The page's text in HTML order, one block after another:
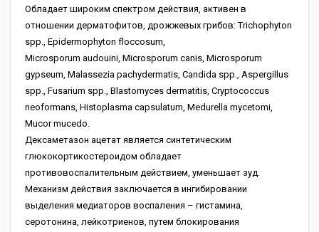
Обладает широким спектром действия, активен в
отношении дерматофитов, дрожжевых грибов: Trichophyton
spp., Epidermophyton floccosum,
Microsporum audouini, Microsporum canis, Microsporum
gypseum, Malassezia pachydermatis, Candida spp., Aspergillus
spp., Fusarium spp., Blastomyces dermatitis, Cryptococcus
neoformans, Histoplasma capsulatum, Medurella mycetomi,
Mucor mucedo.
Дексаметазон ацетат является синтетическим
глюкокортикостероидом обладает
противовоспалительным действием, уменьшает зуд.
Механизм действия заключается в ингибировании
выделения медиаторов воспаления – гистамина,
серотонина, лейкотриенов, путем блокирования